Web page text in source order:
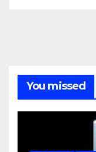
You missed